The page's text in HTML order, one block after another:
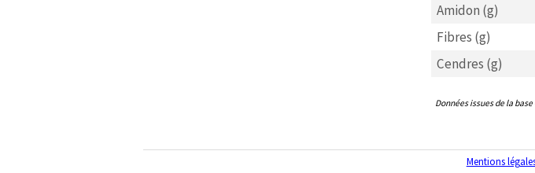
Amidon (g)
Fibres (g)
Cendres (g)
Données issues de la
Mentions